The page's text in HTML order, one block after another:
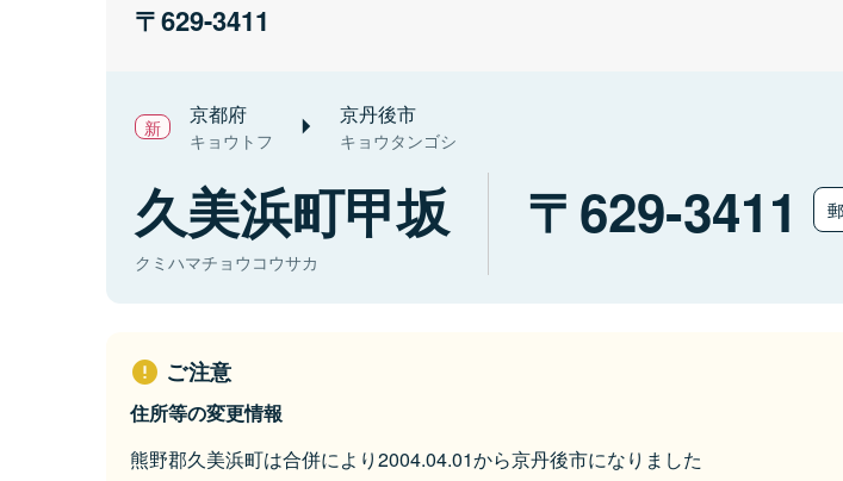
629-3411
京都府
キョウトフ
京丹後市
キョウタンゴシ
久美浜町甲坂
クミハマチョウコウサカ
629-3411
ご注意
住所等の変更情報
熊野郡久美浜町は合併により2004.04.01から京丹後市になりました